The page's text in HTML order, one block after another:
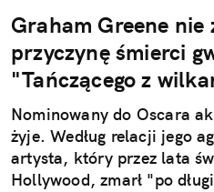
Graham Greene nie
przyczynę śmierci
"Tańczącego z
Nominowany do Oscara
żyje. Według relacji jego
artysta, który przez lata
Hollywood, zmarł "po